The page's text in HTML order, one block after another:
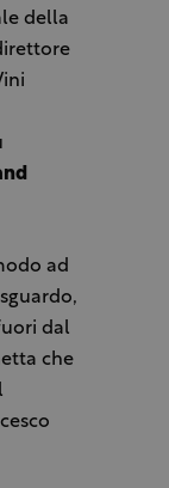
della
ad
dal
che